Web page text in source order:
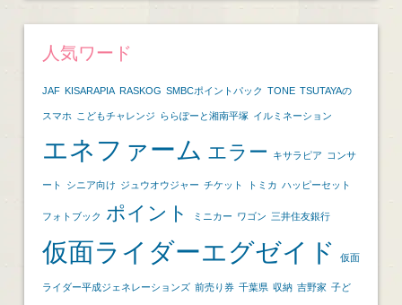
人気ワード
JAF KISARAPIA RASKOG SMBCポイントパック TONE TSUTAYAの
スマホ こどもチャレンジ ららぽーと湘南平塚 イルミネーション
エネファーム エラー キサラピア コンサ
ート シニア向け ジュウオウジャー チケット トミカ ハッピーセット
フォトブック ポイント ミニカー ワゴン 三井住友銀行
仮面ライダーエグゼイド 仮面
ライダー平成ジェネレーションズ 前売り券 千葉県 収納 吉野家 子ど